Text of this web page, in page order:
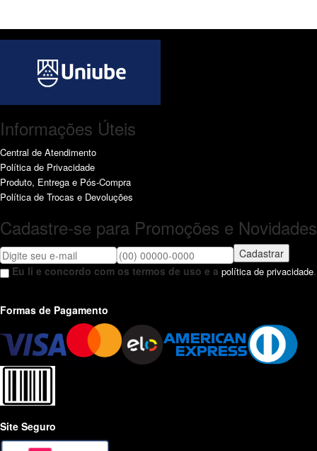
Informações Úteis
Central de Atendimento
Política de Privacidade
Produto, Entrega e Pós-Compra
Política de Trocas e Devoluções
Cadastre-se para Promoções e Novidades
Cadastrar
Eu li e concordo com os termos de uso e a política de privacidade.
Formas de Pagamento
Site Seguro